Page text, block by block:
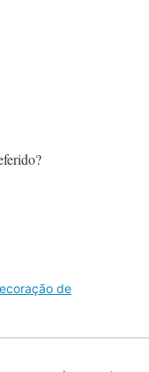
de